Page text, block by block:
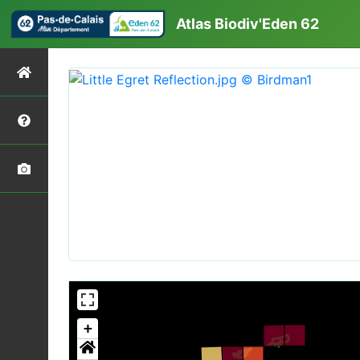
Atlas Biodiv'Eden 62
+